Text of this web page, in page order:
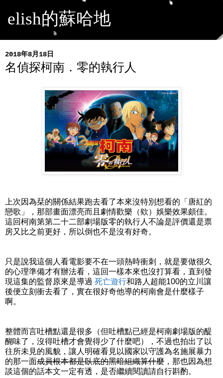
elish的蘇哈地
2018年8月18日
名偵探柯南．零的執行人
上次因為栞的關係結果跑去看了本來沒特別想看的「唐紅的
戀歌」，那部畫面漂亮而且劇情歡樂（欸）娛樂效果頗佳。
這回柯南第第二十二部劇場版零的執行人不論是評價還是票
房又比之前更好，所以倒也不是沒有好奇。
只是說我這個人看電影要不在一頭熱時衝刺，就是要做很久
的心理準備才有辦法看，這回一樣本來也沒打算看，直到發
現這集的監督原來是導過 死亡遊行和路人超能100的立川讓
後便立刻衝去看了，實在很好奇他導的柯南會是什麼樣子
啊。
整體而言吐槽點還是很多（但吐槽點已經是柯南劇場版的醍
醐味了，沒得吐槽才會覺得少了什麼吧），不過也拍出了以
往所未見的風貌，讓人明確看見以國家以守護為名施展暴力
的那一面成員根本都是臥底的黑暗組織算什麼 ，那也因為想
談這個的話本文一定有透，是否繼續閱讀請自行斟酌。